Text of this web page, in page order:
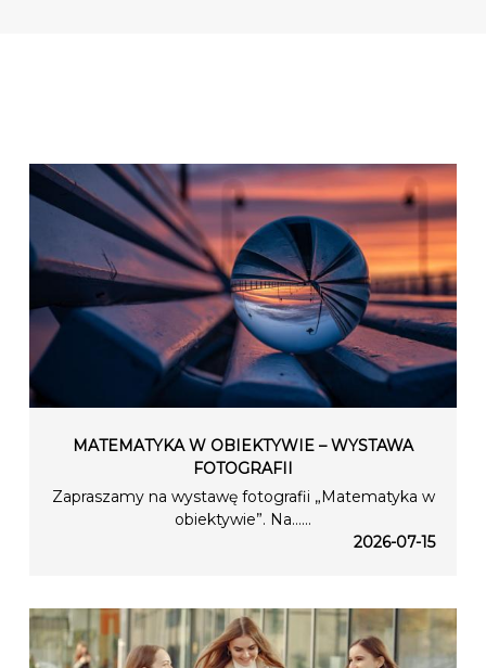
MATEMATYKA W OBIEKTYWIE – WYSTAWA
FOTOGRAFII
Zapraszamy na wystawę fotografii „Matematyka w
obiektywie”. Na…...
2026-07-15